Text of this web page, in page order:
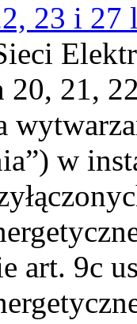
23 i 27
20, 21,
w
art. 9c